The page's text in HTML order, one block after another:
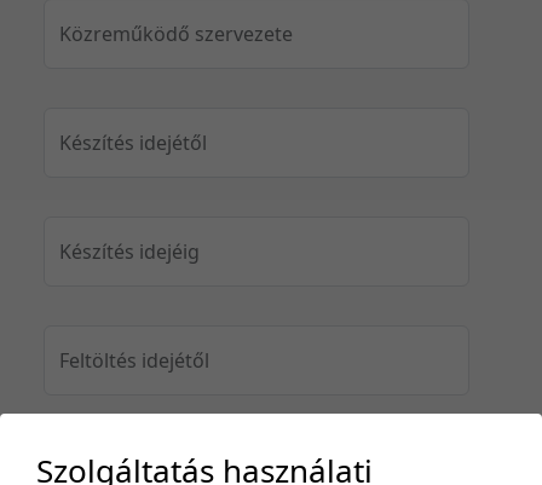
Közreműködő szervezete
Készítés idejétől
Készítés idejéig
Feltöltés idejétől
Feltöltés idejéig
Szolgáltatás használati